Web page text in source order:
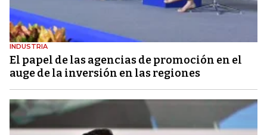
INDUSTRIA
El papel de las agencias de promoción en el
auge de la inversión en las regiones